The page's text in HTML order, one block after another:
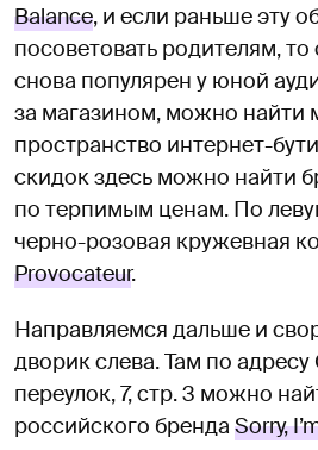
Balance, и если раньше эту
посоветовать родителям,
снова популярен у юной
за магазином, можно найти
пространство интернет-
скидок здесь можно найти
по терпимым ценам. По
черно-розовая кружевная
Provocateur.
Направляемся дальше и
дворик слева. Там по
переулок, 7, стр. 3 можно
российского бренда Sorry,